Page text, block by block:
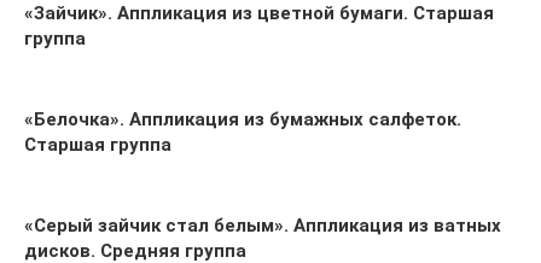
«Зайчик». Аппликация из цветной бумаги. Старшая
группа
«Белочка». Аппликация из бумажных салфеток.
Старшая группа
«Серый зайчик стал белым». Аппликация из ватных
дисков. Средняя группа